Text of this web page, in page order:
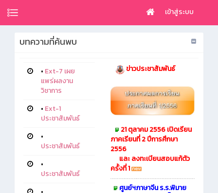
เข้าสู่ระบบ
บทความที่ค้นพบ
• Ext-7 เผย
แพร่ผลงาน
วิชาการ
• Ext-1
ประชาสัมพันธ์
•
ประชาสัมพันธ์
•
ประชาสัมพันธ์
ข่าวประชาสัมพันธ์
21 ตุลาคม 2556 เปิดเรียน
ภาคเรียนที่ 2 ปีการศึกษา
2556
และ ลงทะเบียนสอบแก้ตัว
ครั้งที่ 1
ศูนย์ฯภาษาจีน ร.ร.พิมาย